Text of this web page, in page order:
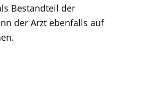
Bestandteil der
der Arzt ebenfalls auf